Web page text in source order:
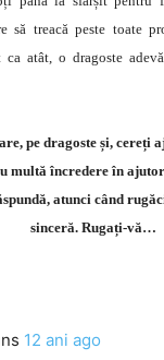
să treacă peste toate
atât, o dragoste
pe dragoste și, cereți
multă încredere în
atunci când
sinceră. Rugați-vă…
12 ani ago